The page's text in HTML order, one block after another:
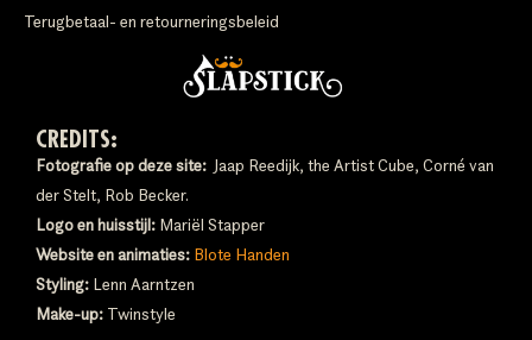
Terugbetaal- en retourneringsbeleid
CREDITS:
Fotografie op deze site: Jaap Reedijk, the Artist Cube, Corné van
der Stelt, Rob Becker.
Logo en huisstijl: Mariël Stapper
Website en animaties: Blote Handen
Styling: Lenn Aarntzen
Make-up: Twinstyle